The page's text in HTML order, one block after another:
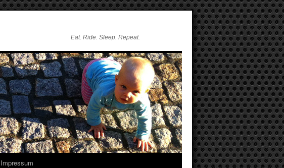
Eat. Ride. Sleep. Repeat.
Impressum